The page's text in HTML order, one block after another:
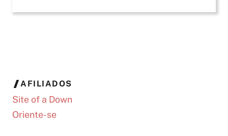
AFILIADOS
Site of a Down
Oriente-se